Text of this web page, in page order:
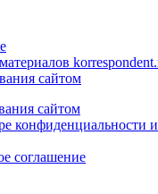
сайтом
сайтом
конфиденциальности
соглашение